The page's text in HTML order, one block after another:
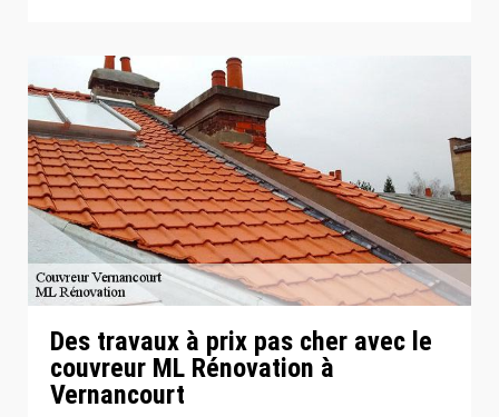
Des travaux à prix pas cher avec le
couvreur ML Rénovation à
Vernancourt